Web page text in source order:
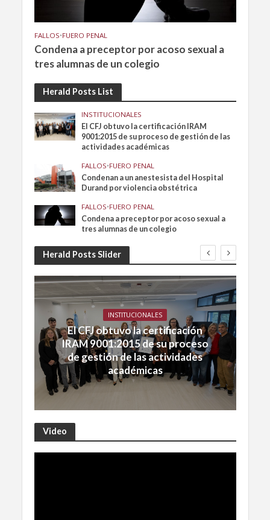
FALLOS•FUERO PENAL
Condena a preceptor por acoso sexual a
tres alumnas de un colegio
Herald Posts List
INSTITUCIONALES
El CFJ obtuvo la certificación IRAM
9001:2015 de su proceso de gestión de las
actividades académicas
FALLOS•FUERO PENAL
Condenan a un anestesista del Hospital
Durand por violencia obstétrica
FALLOS•FUERO PENAL
Condena a preceptor por acoso sexual a
tres alumnas de un colegio
Herald Posts Slider
INSTITUCIONALES
El CFJ obtuvo la certificación
IRAM 9001:2015 de su proceso
de gestión de las actividades
académicas
Video